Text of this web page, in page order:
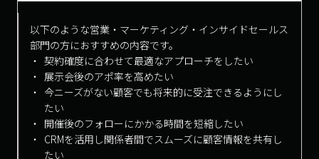
以下のような営業・マーケティング・インサイドセールス
部門の方におすすめの内容です。
契約確度に合わせて最適なアプローチをしたい
展示会後のアポ率を高めたい
今ニーズがない顧客でも将来的に受注できるようにし
たい
開催後のフォローにかかる時間を短縮したい
CRMを活用し関係者間でスムーズに顧客情報を共有し
たい